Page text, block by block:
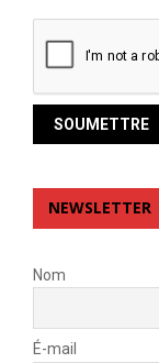
NEWSLETTER
Nom
É-mail